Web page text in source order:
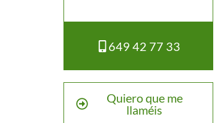
649 42 77 33
Quiero que me
llaméis